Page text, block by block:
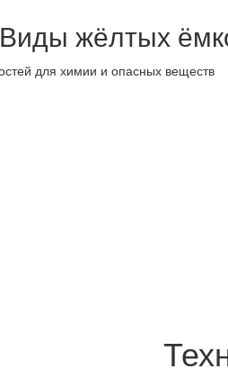
Виды жёлтых